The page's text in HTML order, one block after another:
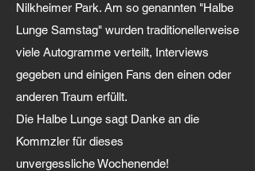
Nilkheimer Park. Am so genannten "Halbe
Lunge Samstag" wurden traditionellerweise
viele Autogramme verteilt, Interviews
gegeben und einigen Fans den einen oder
anderen Traum erfüllt.
Die Halbe Lunge sagt Danke an die
Kommzler für dieses
unvergessliche Wochenende!